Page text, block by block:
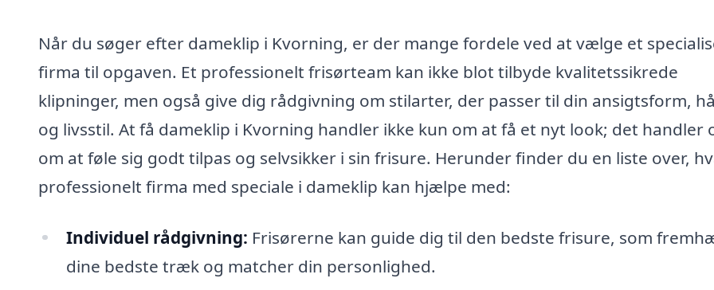
Når du søger efter dameklip i Kvorning, er der mange fordele ved at vælge et
firma til opgaven. Et professionelt frisørteam kan ikke blot tilbyde kvalitetssikrede
klipninger, men også give dig rådgivning om stilarter, der passer til din ansigtsform,
og livsstil. At få dameklip i Kvorning handler ikke kun om at få et nyt look; det handler
om at føle sig godt tilpas og selvsikker i sin frisure. Herunder finder du en liste over,
professionelt firma med speciale i dameklip kan hjælpe med:
Individuel rådgivning: Frisørerne kan guide dig til den bedste frisure, som
dine bedste træk og matcher din personlighed.